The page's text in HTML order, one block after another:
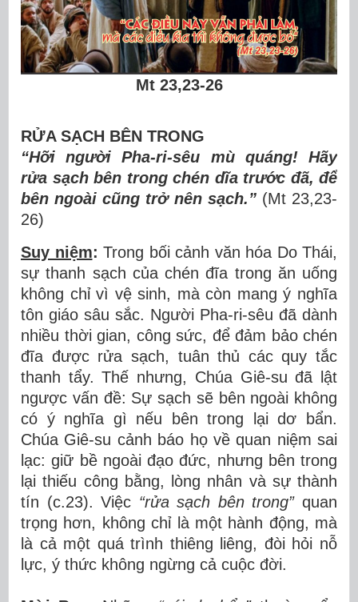
Mt 23,23-26
RỬA SẠCH BÊN TRONG
“Hỡi người Pha-ri-sêu mù quáng! Hãy
rửa sạch bên trong chén dĩa trước đã, để
bên ngoài cũng trở nên sạch.” (Mt 23,23-
26)
Suy niệm: Trong bối cảnh văn hóa Do Thái,
sự thanh sạch của chén đĩa trong ăn uống
không chỉ vì vệ sinh, mà còn mang ý nghĩa
tôn giáo sâu sắc. Người Pha-ri-sêu đã dành
nhiều thời gian, công sức, để đảm bảo chén
đĩa được rửa sạch, tuân thủ các quy tắc
thanh tẩy. Thế nhưng, Chúa Giê-su đã lật
ngược vấn đề: Sự sạch sẽ bên ngoài không
có ý nghĩa gì nếu bên trong lại dơ bẩn.
Chúa Giê-su cảnh báo họ về quan niệm sai
lạc: giữ bề ngoài đạo đức, nhưng bên trong
lại thiếu công bằng, lòng nhân và sự thành
tín (c.23). Việc “rửa sạch bên trong”quan
trọng hơn, không chỉ là một hành động, mà
là cả một quá trình thiêng liêng, đòi hỏi nỗ
lực, ý thức không ngừng cả cuộc đời.